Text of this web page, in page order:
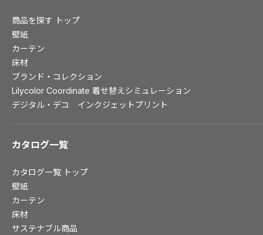
福岡ショールーム
横浜ショールーム
広島ショールーム
仙台ショールーム
札幌ショールーム
お客様サポート トップ
資料ダウンロード
画像ダウンロード
動画一覧
お手入れ便利帳
お役立ち資料
商品を探す トップ
壁紙
カーテン
床材
ブランド・コレクション
Lilycolor Coordinate 着せ替えシミュレーション
デジタル・デコ インクジェットプリント
カタログ一覧
カタログ一覧 トップ
壁紙
カーテン
床材
サステナブル商品